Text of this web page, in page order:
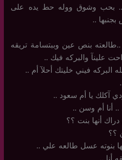
.. بحب وشوق ووله حط يده على
..
بنص عين وببتسامة تريقه
علينآ والبركه فيك ..
البركه فيني خليتك أحلآ أم ..
آكلك يا أم سعود ..
أنا أم وسن ..
أنها بنت ؟؟
؟؟
بنوته عسل طالعه علي ..